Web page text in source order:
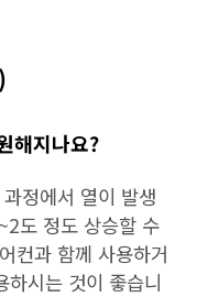
해지나요?
정에서 열이 발생
도 정도 상승할 수
컨과 함께 사용하거
하시는 것이 좋습니